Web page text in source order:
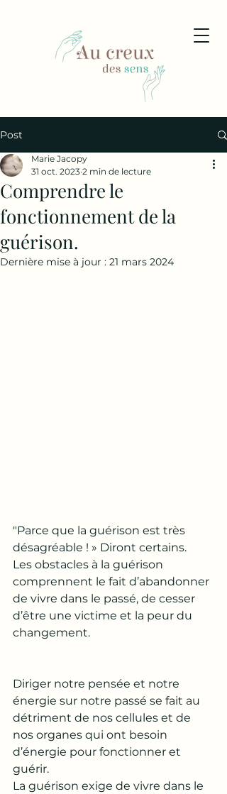
Post
Comprendre le
fonctionnement de la
guérison.
Marie Jacopy
31 oct. 2023 2 min de lecture
Dernière mise à jour : 21 mars 2024
"Parce que la guérison est très
désagréable ! » Diront certains.
Les obstacles à la guérison
comprennent le fait d’abandonner
de vivre dans le passé, de cesser
d’être une victime et la peur du
changement.
Diriger notre pensée et notre
énergie sur notre passé se fait au
détriment de nos cellules et de
nos organes qui ont besoin
d’énergie pour fonctionner et
guérir.
La guérison exige de vivre dans le